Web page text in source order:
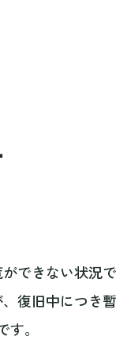
できない状況で
復旧中につき
。